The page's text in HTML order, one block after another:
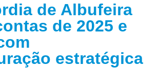
de Albufeira
de 2025 e
estratégica